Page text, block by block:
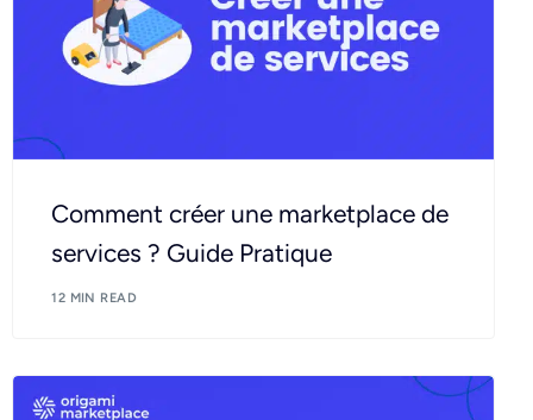
Comment créer une marketplace de
services ? Guide Pratique
12 MIN READ